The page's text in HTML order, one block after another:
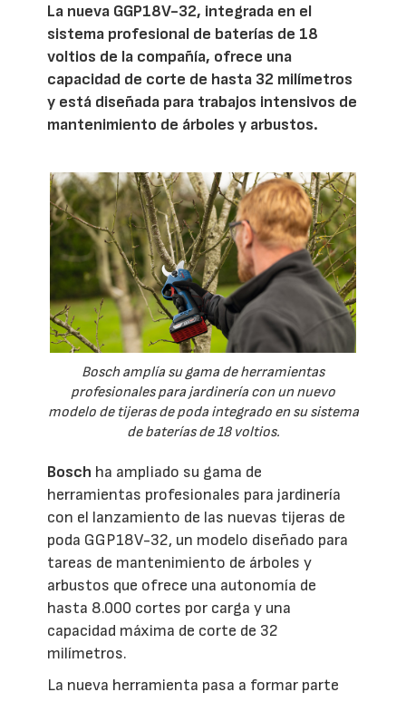
La nueva GGP18V-32, integrada en el
sistema profesional de baterías de 18
voltios de la compañía, ofrece una
capacidad de corte de hasta 32 milímetros
y está diseñada para trabajos intensivos de
mantenimiento de árboles y arbustos.
Bosch amplía su gama de herramientas
profesionales para jardinería con un nuevo
modelo de tijeras de poda integrado en su sistema
de baterías de 18 voltios.
Bosch ha ampliado su gama de
herramientas profesionales para jardinería
con el lanzamiento de las nuevas tijeras de
poda GGP18V-32, un modelo diseñado para
tareas de mantenimiento de árboles y
arbustos que ofrece una autonomía de
hasta 8.000 cortes por carga y una
capacidad máxima de corte de 32
milímetros.
La nueva herramienta pasa a formar parte